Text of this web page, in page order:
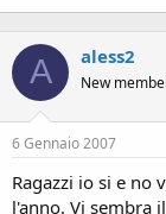
A aless2
New
6 Gennaio 2007
Ragazzi io si e no
l'anno. Vi sembra